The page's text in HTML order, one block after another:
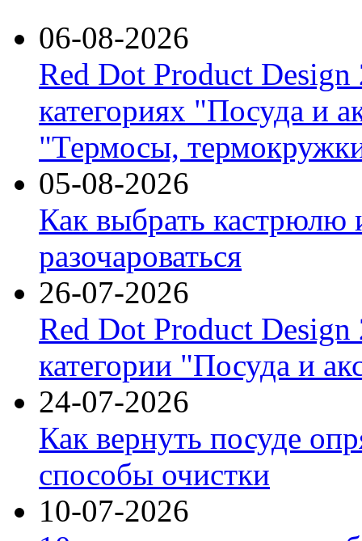
06-08-2026
Red Dot Product Design
категориях "Посуда и
"Термосы,
05-08-2026
Как выбрать кастрюлю
разочароваться
26-07-2026
Red Dot Product Design
категории "Посуда и
24-07-2026
Как вернуть посуде
способы очистки
10-07-2026